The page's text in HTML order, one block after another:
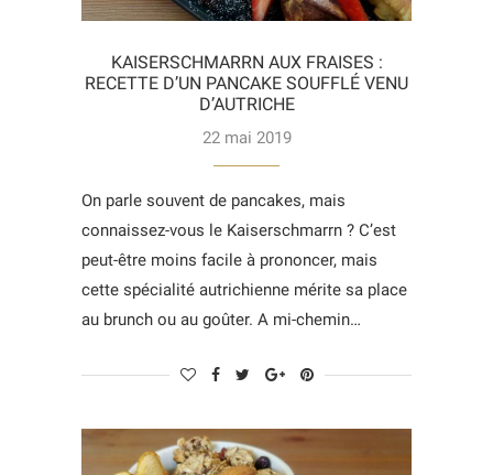
KAISERSCHMARRN AUX FRAISES :
RECETTE D’UN PANCAKE SOUFFLÉ VENU
D’AUTRICHE
22 mai 2019
On parle souvent de pancakes, mais
connaissez-vous le Kaiserschmarrn ? C’est
peut-être moins facile à prononcer, mais
cette spécialité autrichienne mérite sa place
au brunch ou au goûter. A mi-chemin…